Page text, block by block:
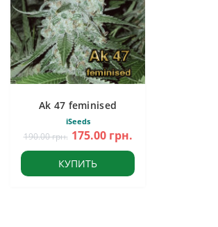
Ak 47 feminised
iSeeds
190.00 грн. 175.00 грн.
КУПИТЬ